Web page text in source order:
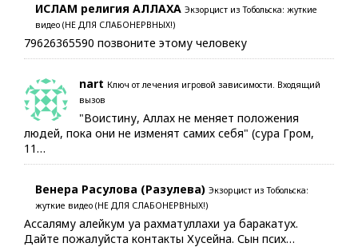
ИСЛАМ религия АЛЛАХА Экзорцист из Тобольска: жуткие
видео (НЕ ДЛЯ СЛАБОНЕРВНЫХ!)
79626365590 позвоните этому человеку
nart Ключ от лечения игровой зависимости. Входящий
вызов
"Воистину, Аллах не меняет положения
людей, пока они не изменят самих себя" (сура Гром,
11…
Венера Расулова (Разулева) Экзорцист из Тобольска:
жуткие видео (НЕ ДЛЯ СЛАБОНЕРВНЫХ!)
Ассаляму алейкум уа рахматуллахи уа баракатух.
Дайте пожалуйста контакты Хусейна. Сын псих…